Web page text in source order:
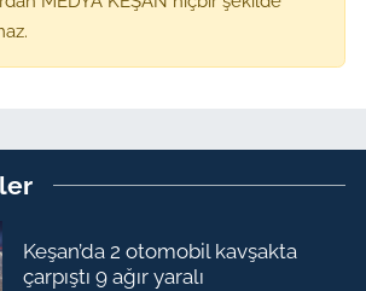
Keşan’da 2 otomobil kavşakta
çarpıştı 9 ağır yaralı